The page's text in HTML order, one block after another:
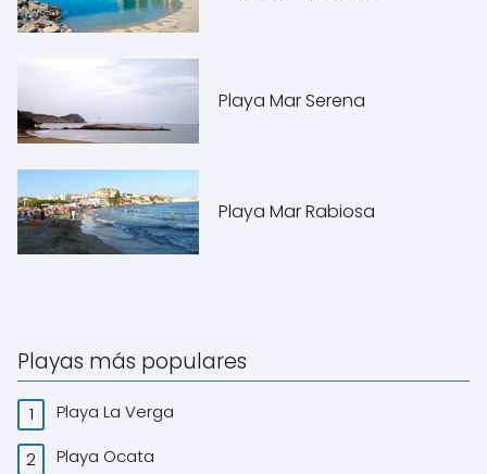
Playa Mar Serena
Playa Mar Rabiosa
Playas más populares
Playa La Verga
Playa Ocata